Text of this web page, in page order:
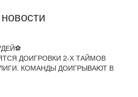
ДОИГРОВКИ 2-Х ТАЙМОВ
КОМАНДЫ ДОИГРЫВАЮТ В